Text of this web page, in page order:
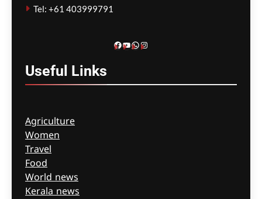
ഗീത ദാസ്‌
Tel: +61 403999791
Facebook
YouTube
WhatsApp
Instagram
Useful Links
Agriculture
Women
Travel
Food
World news
Kerala news